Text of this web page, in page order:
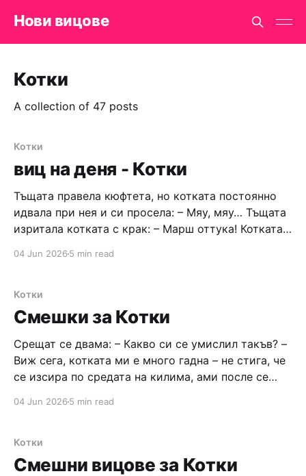
Нови вицове
Котки
A collection of 47 posts
Котки
виц на деня - Котки
Тъщата правела кюфтета, но котката постоянно
идвала при нея и си просела: – Мяу, мяу… Тъщата
изритала котката с крак: – Марш оттука! Котката
влязъл в кухнята и тъщата му казала:
04 Jun 2026 5 min read
Котки
Смешки за Котки
Срещат се двама: – Какво си се умислил такъв? –
Виж сега, котката ми е много гадна – не стига, че
се изсирa по средата на килима, ами после се
04 Jun 2026 5 min read
Котки
Смешни вицове за Котки